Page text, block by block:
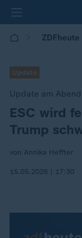
Update
Update am Abend
:ESC wird
Trump
von Annika Heffter
15.05.2026 | 17:30